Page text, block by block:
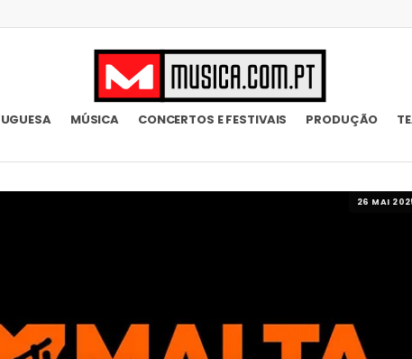
MÚSICA CONCERTOS E FESTIVAIS PRODUÇÃO
26 MAI